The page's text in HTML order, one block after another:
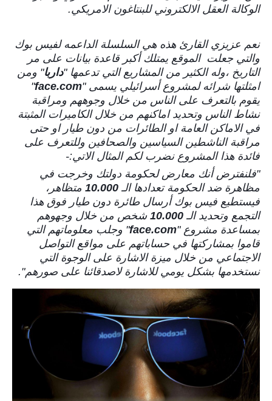
الوكالة العقل الالكتروني للبنتاغون الامريكي.
نعم عزيزي القارئ هذه هي السلسلة الداعمه لفيس بوك
والتي جعلت الموقع يمتلك أكبر قاعدة بيانات على مر
التاريخ ،وله الكثير من المشاريع التي تدعمها "داربا" ومن
امثلتها شرائه لمشروع أسرائيلي يسمى "face.com
"
يقوم بالتعرف على الناس من خلال وجوههم ومراقبة
نشاط الناس وتحديد اماكنهم من خلال الكاميرات المثبتة
في الاماكن العامة او الطائرات من دون طيار او حتى
مراقبة الناشطين السياسين والصحافين وللتعرف على
فائدة هذا المشروع نضرب لكم المثال الاتي:-
"فلنفترض أنك معارض لحكومة دولتك وخرجت في
مظاهرة ضد الحكومة تعدادها الـ
متظاهر،
فيستطيع فيس بوك أرسال طائرة دون طيار فوق هذا
التجمع وتحديد الـ
شخص من خلال وجهوهم
بمساعدة مشروع "face.com" وجلب معلوماتهم التي
قاموا بمشاركتها في حساباتهم على مواقع التواصل
الاجتماعي من خلال ميزة الاشارة على الوجوة التي
نستخدمها بشكل يومي للاشارة لاصدقائنا على صورهم".